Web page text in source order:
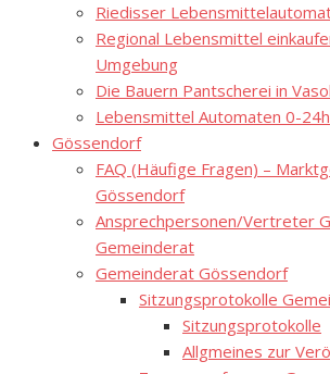
Riedisser
Regional Lebensmittel
Umgebung
Die Bauern Pantscherei in
Lebensmittel Automaten 0-24h
Gössendorf
FAQ (Häufige Fragen) –
Gössendorf
Ansprechpersonen/Vertreter
Gemeinderat
Gemeinderat Gössendorf
Sitzungsprotokolle
Sitzungsprotokolle
Allgmeines zur